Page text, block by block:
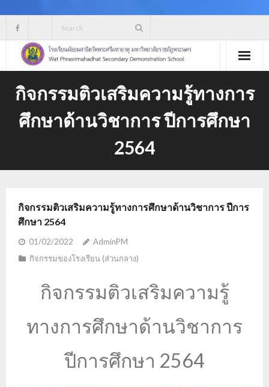
content
กิจกรรมติวเสริมความรู้ทางการ
ศึกษาด้านวิชาการ ปีการศึกษา
2564
กิจกรรมติวเสริมความรู้ทางการศึกษาด้านวิชาการ ปีการ
ศึกษา 2564
01/02/2022
AdminPM
กิจกรรมของโรงเรียน (ส่วนกลาง)
กิจกรรมติวเสริมความรู้
ทางการศึกษาด้านวิชาการ
ปีการศึกษา 2564